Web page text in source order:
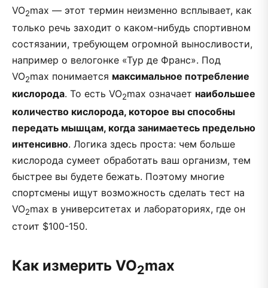
VO2max — этот термин неизменно всплывает, как
только речь заходит о каком-нибудь спортивном
состязании, требующем огромной выносливости,
например о велогонке «Тур де Франс». Под
VO2max понимается максимальное потребление
кислорода. То есть VO2max означает наибольшее
количество кислорода, которое вы способны
передать мышцам, когда занимаетесь предельно
интенсивно. Логика здесь проста: чем больше
кислорода сумеет обработать ваш организм, тем
быстрее вы будете бежать. Поэтому многие
спортсмены ищут возможность сделать тест на
VO2max в университетах и лабораториях, где он
стоит $100-150.
Как измерить VO2max